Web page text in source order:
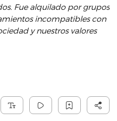
Fue alquilado por grupos
incompatibles con
y nuestros valores